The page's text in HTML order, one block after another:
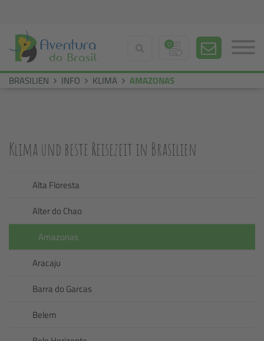
0
BRASILIEN INFO KLIMA AMAZONAS
Klima und beste Reisezeit in Brasilien
Alta Floresta
Alter do Chao
Amazonas
Aracaju
Barra do Garcas
Belem